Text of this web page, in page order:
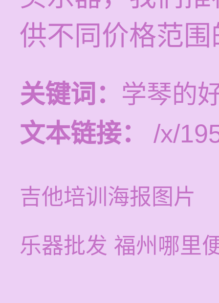
供不同价格范
关键词： 学琴的
文本链接：
/x/
吉他培训海报图片
乐器批发 福州哪里